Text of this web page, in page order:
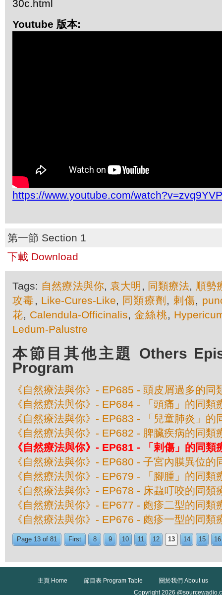
30c.html
Youtube 版本:
https://www.youtube.com/
第一節 Section 1
下載 Download
Tags: 自然療法與你,袁大明 , 同類療法, 順勢
攻毒, Like-Cures-Like, 同類療劑 , 剌傷,
花, Calendula-Officinalis,金絲桃,
Ledum-Palustre
本節目其他主題 Others
Program
《自然療法與你》- EP685 - 頭皮屑過多的同
《自然療法與你》- EP684 - 「頭痛」的同類
《自然療法與你》- EP683 - 「兒童肺炎」的
《自然療法與你》- EP682 - 脾臟疾病的同類
《自然療法與你》- EP681 - 「剌傷」的同類
《自然療法與你》- EP680 - 子宮內膜異位的
《自然療法與你》- EP679 - 「腳腫」的同類
《自然療法與你》- EP678 - 床蝨叮咬的同類
《自然療法與你》- EP677 - 皰疹二型的同類
《自然療法與你》- EP676 - 皰疹一型的同類
Page 13 of 81 First 8 9 10 11 12 13 14 15 16
主頁 Home 節目表 Program Table
關於我們 About us
Copyright 2026